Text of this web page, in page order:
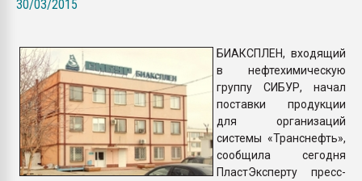
28.07.2026
ситуацией на
ПЕРЕЙТИ НА
30/03/2015
БИАКСПЛЕН, входящий
в нефтехимическую
группу СИБУР, начал
поставки продукции
для организаций
системы «Транснефть»,
сообщила сегодня
ПластЭксперту пресс-